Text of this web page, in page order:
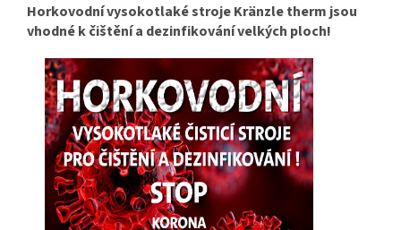
Horkovodní vysokotlaké stroje Kränzle therm jsou
vhodné k čištění a dezinfikování velkých ploch!